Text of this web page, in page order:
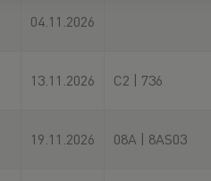
04.11.2026
13.11.2026 C2 | 736
19.11.2026 08A | 8AS03